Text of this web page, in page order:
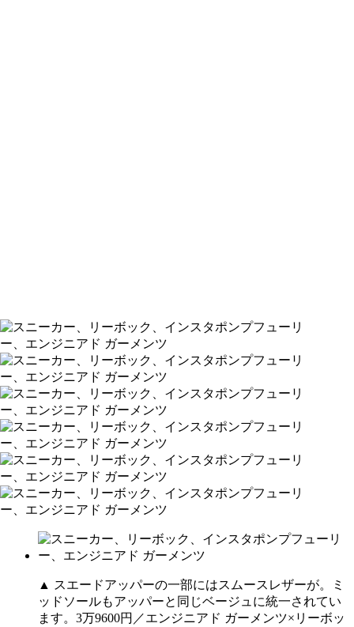
▲ スエードアッパーの一部にはスムースレザーが。ミ
ッドソールもアッパーと同じベージュに統一されてい
ます。3万9600円／エンジニアド ガーメンツ×リーボッ